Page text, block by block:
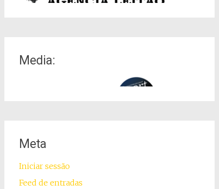
Media:
Meta
Iniciar sessão
Feed de entradas